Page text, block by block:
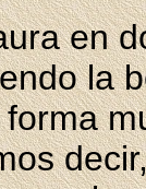
en
la